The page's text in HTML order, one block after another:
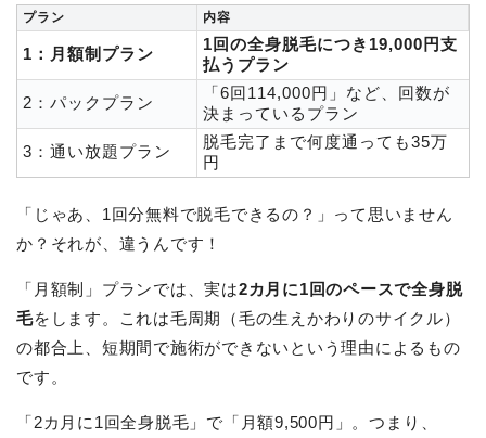
プラン 内容
1：月額制プラン
1回の全身脱毛につき19,000円支
払うプラン
2：パックプラン
「6回114,000円」など、回数が
決まっているプラン
3：通い放題プラン
脱毛完了まで何度通っても35万
円
「じゃあ、1回分無料で脱毛できるの？」って思いません
か？それが、違うんです！
「月額制」プランでは、実は2カ月に1回のペースで全身脱
毛をします。これは毛周期（毛の生えかわりのサイクル）
の都合上、短期間で施術ができないという理由によるもの
です。
「2カ月に1回全身脱毛」で「月額9,500円」。つまり、